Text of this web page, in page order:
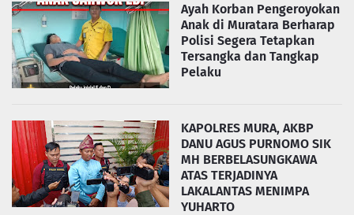
Ayah Korban Pengeroyokan
Anak di Muratara Berharap
Polisi Segera Tetapkan
Tersangka dan Tangkap
Pelaku
KAPOLRES MURA, AKBP
DANU AGUS PURNOMO SIK
MH BERBELASUNGKAWA
ATAS TERJADINYA
LAKALANTAS MENIMPA
YUHARTO